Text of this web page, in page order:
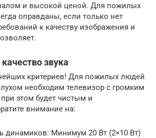
и высокой ценой. Для пожилых
оправданы, если только нет
к качеству изображения и
звука
критериев! Для пожилых людей
необходим телевизор с громким
этом будет чистым и
внимание на:
динамиков: Минимум 20 Вт (2×10 Вт)